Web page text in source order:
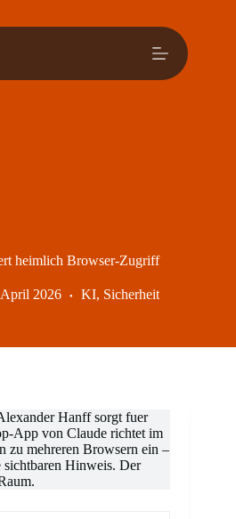
heimlich Browser-Zugriff
2026 KI, Sicherheit
Hanff sorgt fuer
App von Claude richtet im
zu mehreren Browsern ein –
sichtbaren Hinweis. Der